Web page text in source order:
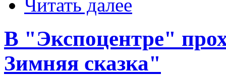
Читать далее
В "Экспоцентре"
Зимняя сказка"